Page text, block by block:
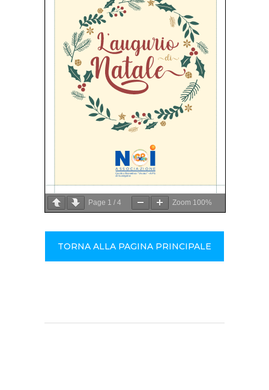
Page 1 / 4 Zoom 100%
TORNA ALLA PAGINA PRINCIPALE